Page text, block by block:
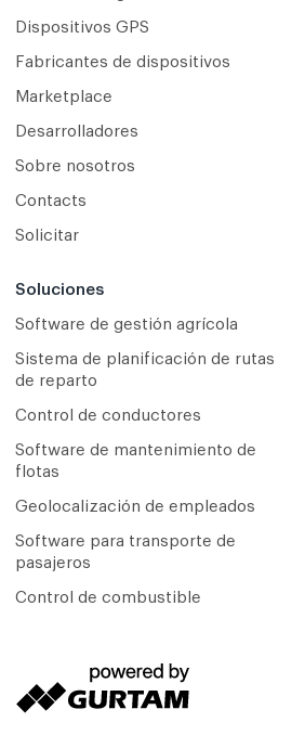
Dispositivos GPS
Fabricantes de dispositivos
Marketplace
Desarrolladores
Sobre nosotros
Contacts
Solicitar
Soluciones
Software de gestión agrícola
Sistema de planificación de rutas
de reparto
Сontrol de conductores
Software de mantenimiento de
flotas
Geolocalización de empleados
Software para transporte de
pasajeros
Control de combustible